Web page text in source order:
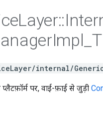
Layer::
Impl
internal/
पर, वाई-फ़ाई से जुड़ी